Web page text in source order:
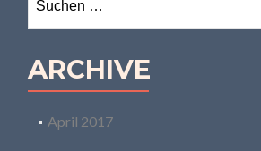
nach:
ARCHIVE
April 2017